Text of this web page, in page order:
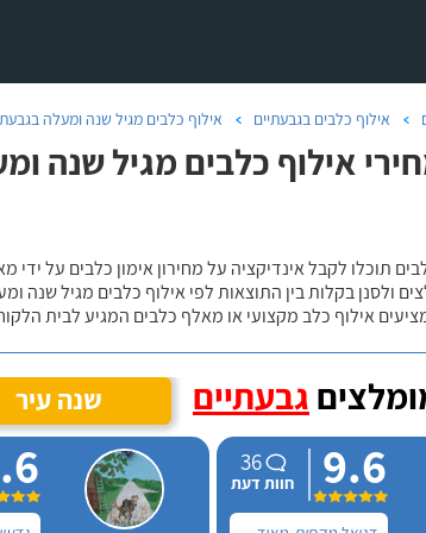
אילוף כלבים בגבעתיים אילוף כלבים מגיל שנה ומעלה
אילוף כלבים מגיל שנה
תוכלו לקבל אינדיקציה על מחירון אימון כלבים על
ולסנן בקלות בין התוצאות לפי אילוף כלבים מגיל שנה
אילוף כלב מקצועי או מאלף כלבים המגיע לבית
גבעתיים שנה עיר
9.6
36
חוות דעת